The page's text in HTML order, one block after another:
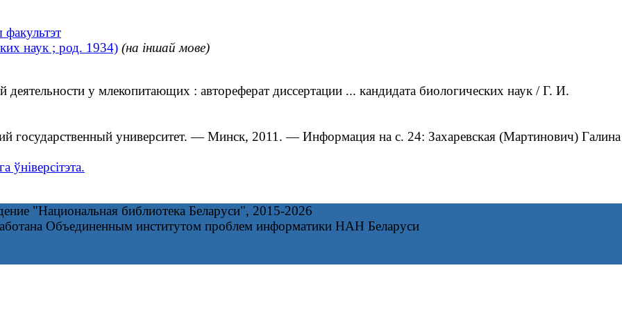
факультэт
наук ; род. 1934) (на іншай мове)
у млекопитающих : автореферат диссертации ... кандидата биологических наук / Г. И.
государственный университет. — Минск, 2011. — Информация на с. 24: Захаревская (Мартинович) Галина
ўніверсітэта.
"Национальная библиотека Беларуси", 2015-2026
Объединенным институтом проблем информатики НАН Беларуси